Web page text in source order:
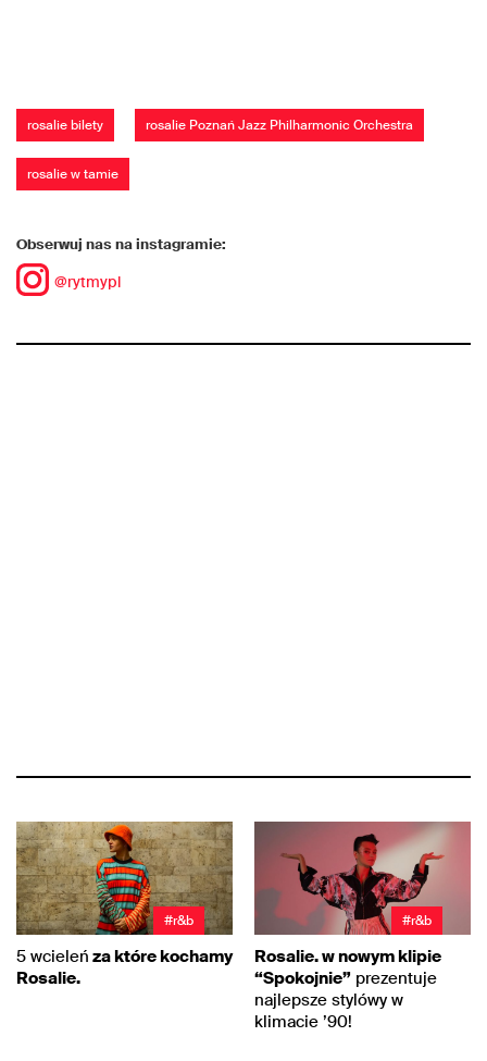
rosalie bilety rosalie Poznań Jazz Philharmonic Orchestra
rosalie w tamie
Obserwuj nas na instagramie:
@rytmypl
#r&b
5 wcieleń za które kochamy
Rosalie.
#r&b
Rosalie. w nowym klipie
“Spokojnie” prezentuje
najlepsze stylówy w
klimacie ’90!